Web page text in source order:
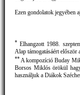
Ezen gondolatok jegyében
* Elhangzott 1988.
Alap támogatásáért először
**A kompozíció Buday
Borsos Miklós örökül
használjuk a Diákok